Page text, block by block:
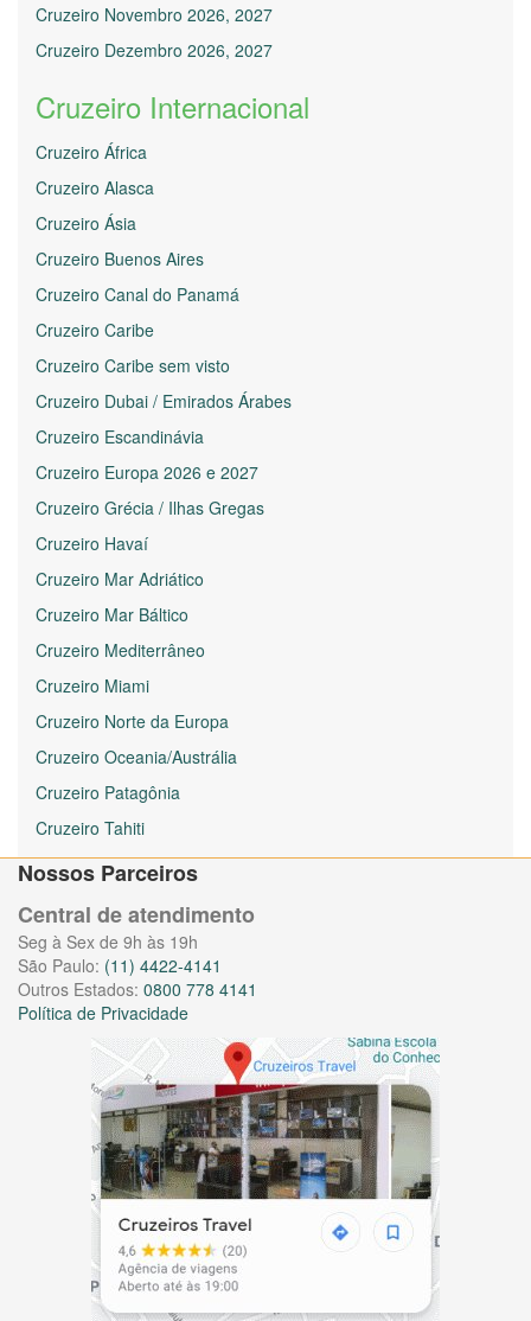
Cruzeiro Novembro 2026, 2027
Cruzeiro Dezembro 2026, 2027
Cruzeiro Internacional
Cruzeiro África
Cruzeiro Alasca
Cruzeiro Ásia
Cruzeiro Buenos Aires
Cruzeiro Canal do Panamá
Cruzeiro Caribe
Cruzeiro Caribe sem visto
Cruzeiro Dubai / Emirados Árabes
Cruzeiro Escandinávia
Cruzeiro Europa 2026 e 2027
Cruzeiro Grécia / Ilhas Gregas
Cruzeiro Havaí
Cruzeiro Mar Adriático
Cruzeiro Mar Báltico
Cruzeiro Mediterrâneo
Cruzeiro Miami
Cruzeiro Norte da Europa
Cruzeiro Oceania/Austrália
Cruzeiro Patagônia
Cruzeiro Tahiti
Nossos Parceiros
Central de atendimento
Seg à Sex de 9h às 19h
São Paulo: (11) 4422-4141
Outros Estados: 0800 778 4141
Política de Privacidade